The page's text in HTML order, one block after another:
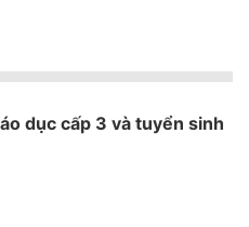
dục cấp 3 và tuyển sinh